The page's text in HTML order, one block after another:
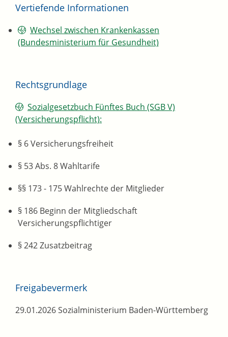
Vertiefende Informationen
Wechsel zwischen Krankenkassen
(Bundesministerium für Gesundheit)
Rechtsgrundlage
Sozialgesetzbuch Fünftes Buch (SGB V)
(Versicherungspflicht):
§ 6 Versicherungsfreiheit
§ 53 Abs. 8 Wahltarife
§§ 173 - 175 Wahlrechte der Mitglieder
§ 186 Beginn der Mitgliedschaft
Versicherungspflichtiger
§ 242 Zusatzbeitrag
Freigabevermerk
29.01.2026 Sozialministerium Baden-Württemberg